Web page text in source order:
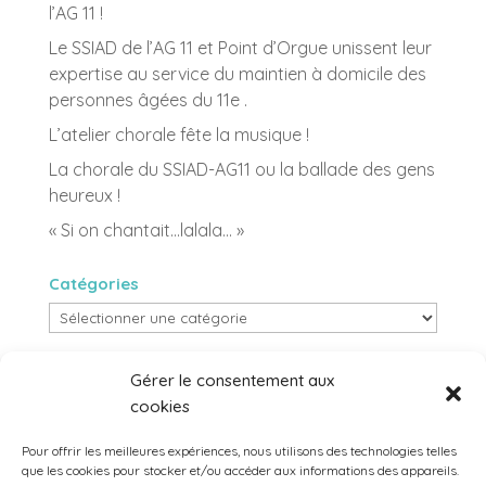
Gérer le consentement aux
cookies
Pour offrir les meilleures expériences, nous utilisons des technologies telles
que les cookies pour stocker et/ou accéder aux informations des appareils.
l’AG 11 !
Le SSIAD de l’AG 11 et Point d’Orgue unissent leur
expertise au service du maintien à domicile des
personnes âgées du 11e .
L’atelier chorale fête la musique !
La chorale du SSIAD-AG11 ou la ballade des gens
heureux !
« Si on chantait…lalala… »
Catégories
Catégories